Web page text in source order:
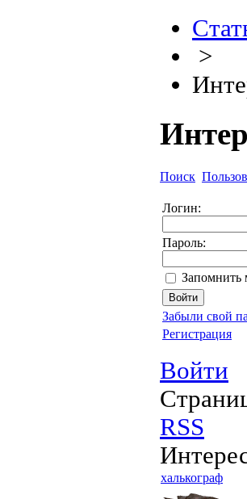
>
Поиск
Логин:
Пароль:
Запомнить
Забыли свой
Регистрация
Войти
RSS
халькограф